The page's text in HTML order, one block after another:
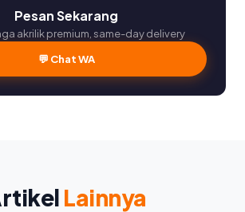
Pesan Sekarang
akrilik premium, same-day delivery
💬 Chat WA
Lainnya